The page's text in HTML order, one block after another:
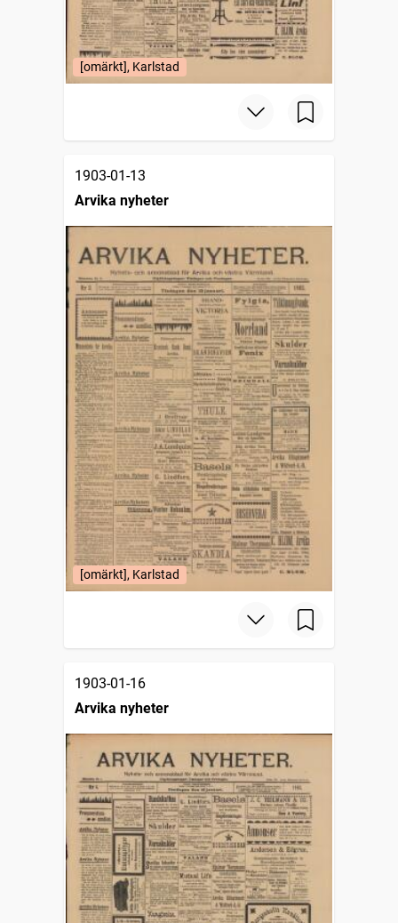
[omärkt], Karlstad
1903-01-13
Arvika nyheter
[omärkt], Karlstad
1903-01-16
Arvika nyheter